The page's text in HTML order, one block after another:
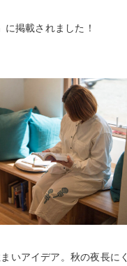
に掲載されました！
いアイデア。秋の夜長にく